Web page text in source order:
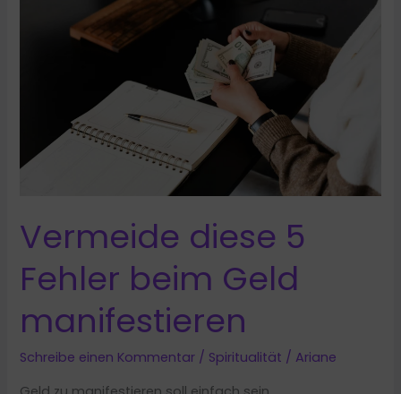
Vermeide diese 5
Fehler beim Geld
manifestieren
Schreibe einen Kommentar / Spiritualität / Ariane